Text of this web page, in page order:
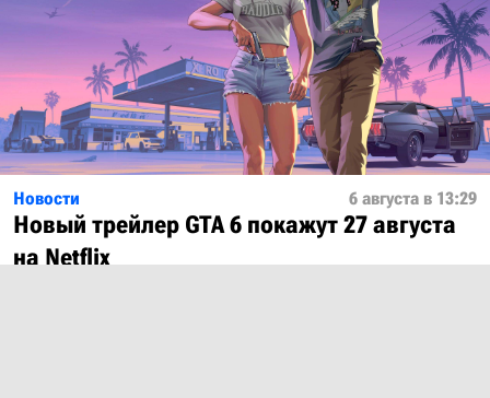
Новости 6 августа в 13:29
Новый трейлер GTA 6 покажут 27 августа
на Netflix